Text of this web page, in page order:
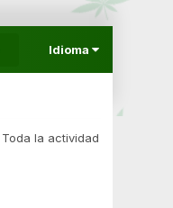
Idioma
Toda la actividad